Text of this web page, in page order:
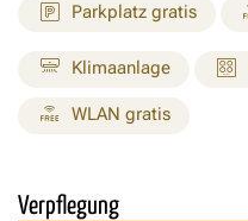
Parkplatz gratis
Klimaanlage
WLAN gratis
Verpflegung